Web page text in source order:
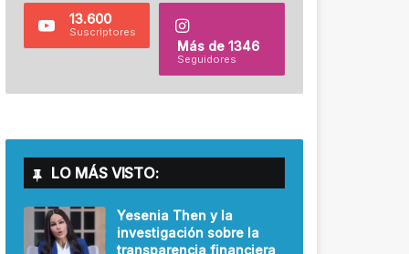
13.600
Suscriptores
Más de 1346
Seguidores
LO MÁS VISTO:
Yesenia Then y la
investigación sobre la
transparencia financiera